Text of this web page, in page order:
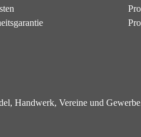
Handwerk, Vereine und